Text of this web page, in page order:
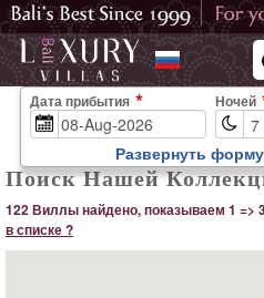
Поиск Нашей
122 Виллы найдено, показываем 1 =>
в списке ?
Дата прибытия Ночей
Развернуть